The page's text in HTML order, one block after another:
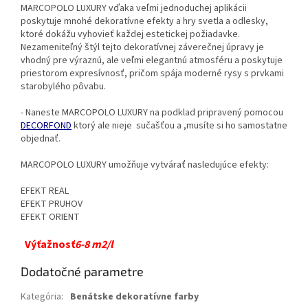
MARCOPOLO LUXURY vďaka veľmi jednoduchej aplikácii
poskytuje mnohé dekoratívne efekty a hry svetla a odlesky,
ktoré dokážu vyhovieť každej estetickej požiadavke.
Nezameniteľný štýl tejto dekoratívnej záverečnej úpravy je
vhodný pre výraznú, ale veľmi elegantnú atmosféru a poskytuje
priestorom expresívnosť, pričom spája moderné rysy s prvkami
starobylého pôvabu.
- Naneste MARCOPOLO LUXURY na podklad pripravený pomocou
DECORFOND ktorý ale nieje sučašťou a ,musíte si ho samostatne
objednať.
MARCOPOLO LUXURY umožňuje vytvárať nasledujúce efekty:
EFEKT REAL
EFEKT PRUHOV
EFEKT ORIENT
Výťažnosť6-8 m2/l
Dodatočné parametre
Kategória: Benátske dekoratívne farby